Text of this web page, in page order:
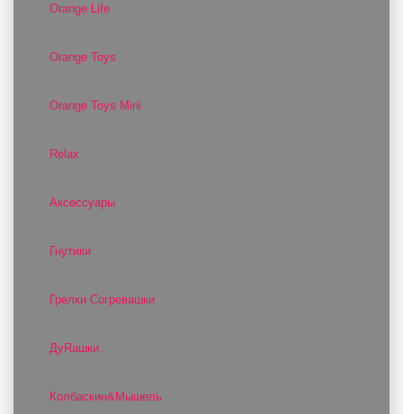
Orange Life
Orange Toys
Orange Toys Mini
Relax
Аксессуары
Гнутики
Грелки Согревашки
ДуRашки
Колбаскин&Мышель